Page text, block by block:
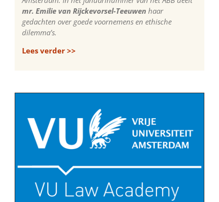
mr. Emilie van Rijckevorsel-Teeuwen haar
gedachten over goede voornemens en ethische
dilemma’s.
Lees verder >>